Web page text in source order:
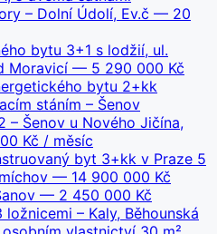
– Dolní Údolí, Ev.č — 20
bytu 3+1 s lodžií, ul.
Moravicí — 5 290 000 Kč
bytu 2+kk
stáním – Šenov
– Šenov u Nového Jičína,
Kč / měsíc
byt 3+kk v Praze 5
— 14 900 000 Kč
— 2 450 000 Kč
– Kaly, Běhounská